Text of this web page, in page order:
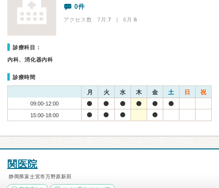
0件
アクセス数 7月:7 | 6月:6
診療科目：
内科、消化器内科
診療時間
月 火 水 木 金 土 日 祝
09:00-12:00
15:00-18:00
関医院
静岡県富士宮市万野原新田